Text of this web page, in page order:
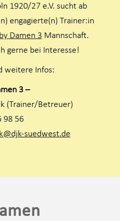
1920/27 e.V. sucht ab
engagierte(n) Trainer:in
Damen 3 Mannschaft.
gerne bei Interesse!
weitere Infos:
3 –
(Trainer/Betreuer)
98 56
suedwest.de